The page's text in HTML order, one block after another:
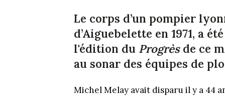
Le corps d’un pompier
d’Aiguebelette en 1971, a
l'édition du Progrèsde ce
au sonar des équipes de
Michel Melay avait disparu il y a 44